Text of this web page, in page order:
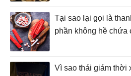
Tại sao lại gọi là
phần không hề chứa
Vì sao thái giám thời